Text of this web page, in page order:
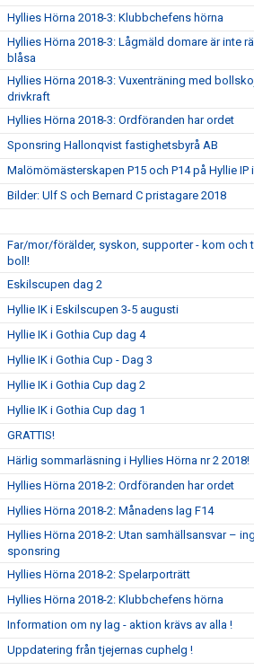
Hyllies Hörna 2018-3: Klubbchefens hörna
Hyllies Hörna 2018-3: Lågmäld domare är inte
blåsa
Hyllies Hörna 2018-3: Vuxenträning med
drivkraft
Hyllies Hörna 2018-3: Ordföranden har ordet
Sponsring Hallonqvist fastighetsbyrå AB
Malömömästerskapen P15 och P14 på Hyllie IP
Bilder: Ulf S och Bernard C pristagare 2018
Far/mor/förälder, syskon, supporter - kom och
boll!
Eskilscupen dag 2
Hyllie IK i Eskilscupen 3-5 augusti
Hyllie IK i Gothia Cup dag 4
Hyllie IK i Gothia Cup - Dag 3
Hyllie IK i Gothia Cup dag 2
Hyllie IK i Gothia Cup dag 1
GRATTIS!
Härlig sommarläsning i Hyllies Hörna nr 2 2018!
Hyllies Hörna 2018-2: Ordföranden har ordet
Hyllies Hörna 2018-2: Månadens lag F14
Hyllies Hörna 2018-2: Utan samhällsansvar –
sponsring
Hyllies Hörna 2018-2: Spelarporträtt
Hyllies Hörna 2018-2: Klubbchefens hörna
Information om ny lag - aktion krävs av alla !
Uppdatering från tjejernas cuphelg !